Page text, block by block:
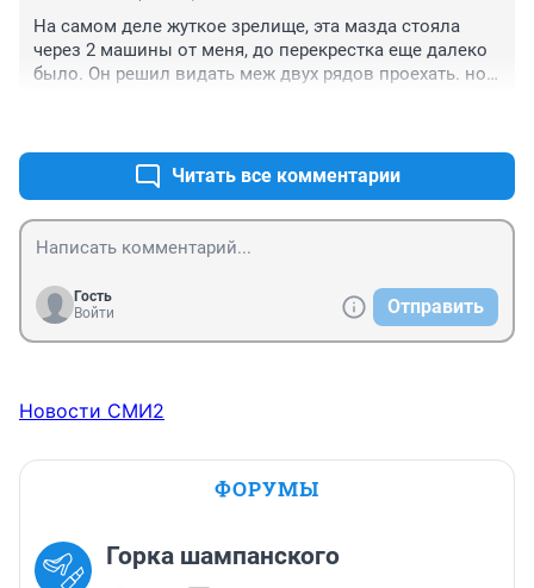
На самом деле жуткое зрелище, эта мазда стояла
через 2 машины от меня, до перекрестка еще далеко
было. Он решил видать меж двух рядов проехать. но
родным и близким...Читать все комментарии
Гость
Войти
Отправить
Новости СМИ2
ФОРУМЫ
Горка шампанского